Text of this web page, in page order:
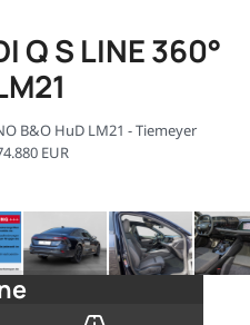
Q S LINE 360°
B&O HuD LM21 - Tiemeyer
EUR